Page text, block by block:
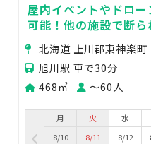
屋内イベントやドロ
可能！他の施設で断
にご相談ください！
北海道 上川郡東神楽町
旭川駅 車で30分
468㎡
〜60人
月
8/10
火
8/11
水
8/12